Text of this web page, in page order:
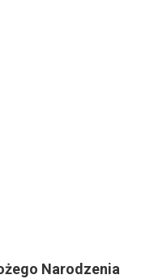
Narodzenia